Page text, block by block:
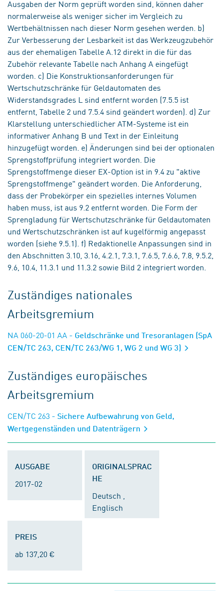
Ausgaben der Norm geprüft worden sind, können daher
normalerweise als weniger sicher im Vergleich zu
Wertbehältnissen nach dieser Norm gesehen werden. b)
Zur Verbesserung der Lesbarkeit ist das Werkzeugzubehör
aus der ehemaligen Tabelle A.12 direkt in die für das
Zubehör relevante Tabelle nach Anhang A eingefügt
worden. c) Die Konstruktionsanforderungen für
Wertschutzschränke für Geldautomaten des
Widerstandsgrades L sind entfernt worden (7.5.5 ist
entfernt, Tabelle 2 und 7.5.4 sind geändert worden). d) Zur
Klarstellung unterschiedlicher ATM-Systeme ist ein
informativer Anhang B und Text in der Einleitung
hinzugefügt worden. e) Änderungen sind bei der optionalen
Sprengstoffprüfung integriert worden. Die
Sprengstoffmenge dieser EX-Option ist in 9.4 zu "aktive
Sprengstoffmenge" geändert worden. Die Anforderung,
dass der Probekörper ein spezielles internes Volumen
haben muss, ist aus 9.2 entfernt worden. Die Form der
Sprengladung für Wertschutzschränke für Geldautomaten
und Wertschutzschränken ist auf kugelförmig angepasst
worden (siehe 9.5.1). f) Redaktionelle Anpassungen sind in
den Abschnitten 3.10, 3.16, 4.2.1, 7.3.1, 7.6.5, 7.6.6, 7.8, 9.5.2,
9.6, 10.4, 11.3.1 und 11.3.2 sowie Bild 2 integriert worden.
Zuständiges nationales
Arbeitsgremium
NA 060-20-01 AA - Geldschränke und Tresoranlagen (SpA
CEN/TC 263, CEN/TC 263/WG 1, WG 2 und WG 3)
Zuständiges europäisches
Arbeitsgremium
CEN/TC 263 - Sichere Aufbewahrung von Geld,
Wertgegenständen und Datenträgern
AUSGABE
2017-02
ORIGINALSPRAC
HE
Deutsch ,
Englisch
PREIS
ab 137,20 €